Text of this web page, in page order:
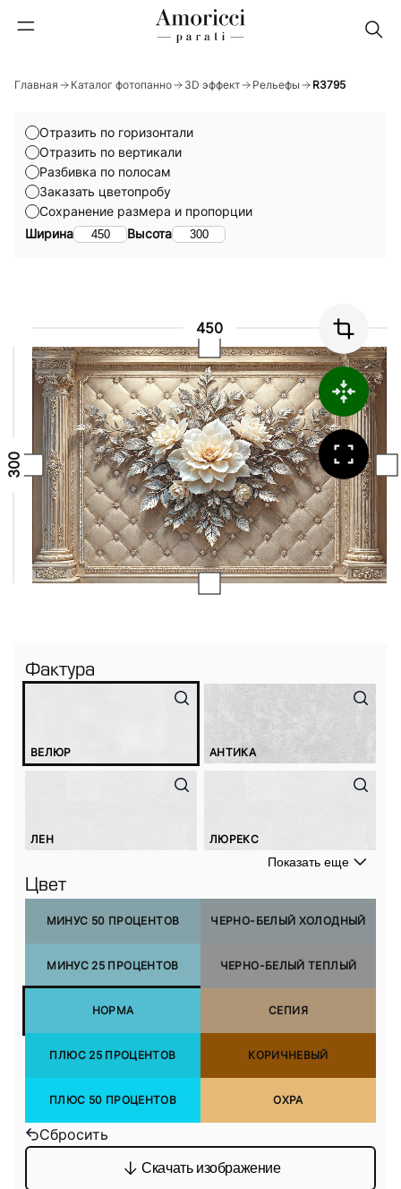
Главная Каталог фотопанно 3D эффект Рельефы R3795
Ширина Высота
Сохранение размера и пропорции
Отразить по горизонтали
Отразить по вертикали
Разбивка по полосам
Заказать цветопробу
Фактура
ВЕЛЮР АНТИКА
ЛЕН ЛЮРЕКС
Показать еще
Цвет
МИНУС 50 ПРОЦЕНТОВ
МИНУС 25 ПРОЦЕНТОВ
НОРМА
ПЛЮС 25 ПРОЦЕНТОВ
ПЛЮС 50 ПРОЦЕНТОВ
ЧЕРНО-БЕЛЫЙ ХОЛОДНЫЙ
ЧЕРНО-БЕЛЫЙ ТЕПЛЫЙ
СЕПИЯ
КОРИЧНЕВЫЙ
ОХРА
Сбросить
Скачать изображение